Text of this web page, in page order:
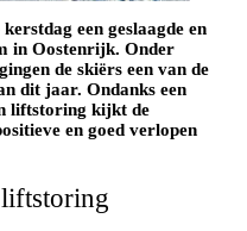
een geslaagde en
in Oostenrijk. Onder
de skiërs een van de
dit jaar. Ondanks een
liftstoring kijkt de
en goed verlopen
liftstoring